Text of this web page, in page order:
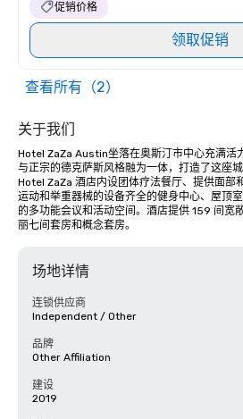
促销价格
领取促销
查看所有（2）
关于我们
Hotel ZaZa Austin坐落在奥斯汀市中心充满活
与正宗的德克萨斯风格融为一体，打造了这座
Hotel ZaZa 酒店内设团体疗法餐厅、提供面部
运动和举重器械的设备齐全的健身中心、屋顶
的多功能会议和活动空间。酒店提供 159 间宽
丽七间套房和概念套房。
场地详情
连锁供应商
Independent / Other
品牌
Other Affiliation
建设
2019